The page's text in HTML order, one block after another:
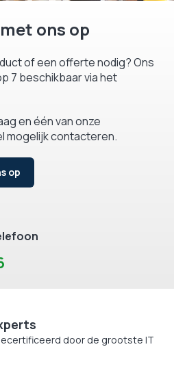
ons op
of een offerte nodig? Ons
7 beschikbaar via het
en één van onze
mogelijk contacteren.
op
door de grootste IT